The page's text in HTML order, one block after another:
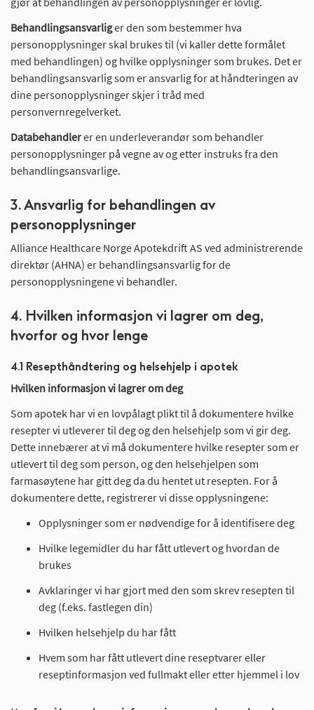
Behandlingsansvarliger den som bestemmer hva
personopplysninger skal brukes til (vi kaller dette formålet
med behandlingen) og hvilke opplysninger som brukes. Det er
behandlingsansvarlig som er ansvarlig for at håndteringen av
dine personopplysninger skjer i tråd med
personvernregelverket.
Databehandlerer en underleverandør som behandler
personopplysninger på vegne av og etter instruks fra den
behandlingsansvarlige.
3. Ansvarlig for behandlingen av
personopplysninger
Alliance Healthcare Norge Apotekdrift AS ved administrerende
direktør (AHNA) er behandlingsansvarlig for de
personopplysningene vi behandler.
4. Hvilken informasjon vi lagrer om deg,
hvorfor og hvor lenge
4.1 Resepthåndtering og helsehjelp i apotek
Hvilken informasjon vi lagrer om deg
Som apotek har vi en lovpålagt plikt til å dokumentere hvilke
resepter vi utleverer til deg og den helsehjelp som vi gir deg.
Dette innebærer at vi må dokumentere hvilke resepter som er
utlevert til deg som person, og den helsehjelpen som
farmasøytene har gitt deg da du hentet ut resepten. For å
dokumentere dette, registrerer vi disse opplysningene:
Opplysninger som er nødvendige for å identifisere deg
Hvilke legemidler du har fått utlevert og hvordan de
brukes
Avklaringer vi har gjort med den som skrev resepten til
deg (f.eks. fastlegen din)
Hvilken helsehjelp du har fått
Hvem som har fått utlevert dine reseptvarer eller
reseptinformasjon ved fullmakt eller etter hjemmel i lov